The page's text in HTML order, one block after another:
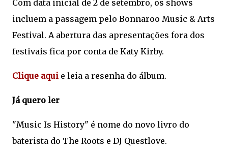
Com data inicial de 2 de setembro, os shows
incluem a passagem pelo Bonnaroo Music & Arts
Festival. A abertura das apresentações fora dos
festivais fica por conta de Katy Kirby.
Clique aqui e leia a resenha do álbum.
Já quero ler
"Music Is History" é nome do novo livro do
baterista do The Roots e DJ Questlove.